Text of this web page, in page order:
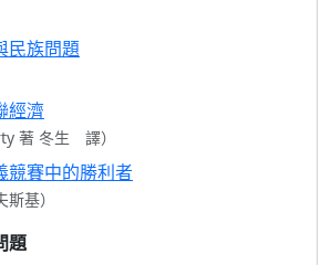
民族問題
經濟
著 冬生 譯）
競賽中的勝利者
斯基）
題